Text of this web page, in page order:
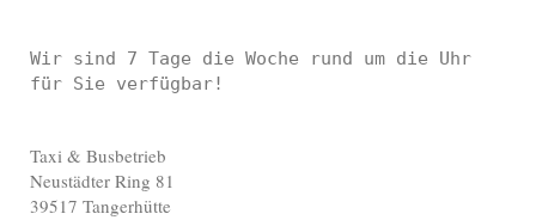
Wir sind 7 Tage die Woche rund um die Uhr
Taxi & Busbetrieb
Neustädter Ring 81
39517 Tangerhütte